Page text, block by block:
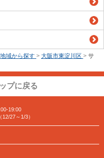
域から探す > 大阪市東淀川区 > サ
プに戻る
19:00
27～1/3）